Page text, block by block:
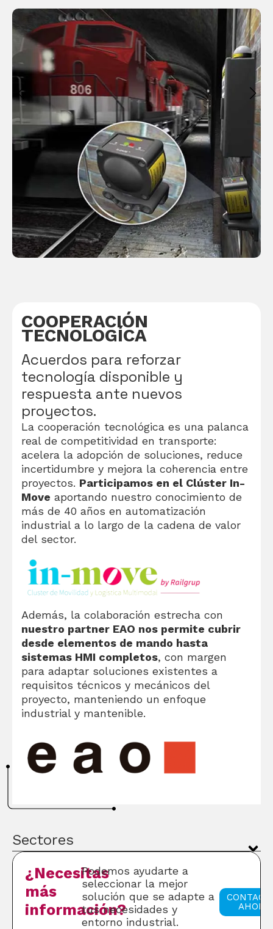
Sectores
¿Necesitas
más
información?
Podemos ayudarte a
seleccionar la mejor
solución que se adapte a
tus necesidades y
entorno industrial.
AHORA
COOPERACIÓN
TECNOLOGÍCA
Acuerdos para reforzar
tecnología disponible y
respuesta ante nuevos
proyectos.
La cooperación tecnológica es una palanca
real de competitividad en transporte:
acelera la adopción de soluciones, reduce
incertidumbre y mejora la coherencia entre
proyectos. Participamos en el Clúster In-
Move aportando nuestro conocimiento de
más de 40 años en automatización
industrial a lo largo de la cadena de valor
del sector.
Además, la colaboración estrecha con
nuestro partner EAO nos permite cubrir
desde elementos de mando hasta
sistemas HMI completos, con margen
para adaptar soluciones existentes a
requisitos técnicos y mecánicos del
proyecto, manteniendo un enfoque
industrial y mantenible.